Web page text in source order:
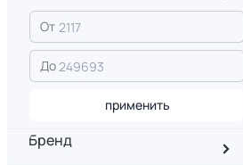
От
До
применить
Бренд